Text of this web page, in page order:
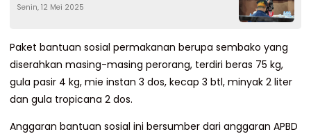
Senin, 12 Mei 2025
Paket bantuan sosial permakanan berupa sembako yang
diserahkan masing-masing perorang, terdiri beras 75 kg,
gula pasir 4 kg, mie instan 3 dos, kecap 3 btl, minyak 2 liter
dan gula tropicana 2 dos.
Anggaran bantuan sosial ini bersumber dari anggaran APBD